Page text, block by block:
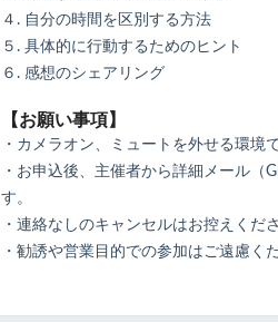
４. 自分の時間を区別する方法
５. 具体的に行動するためのヒント
６. 感想のシェアリング
【お願い事項】
・カメラオン、ミュートを外せる環境
・お申込後、主催者から詳細メール（
す。
・連絡なしのキャンセルはお控えくださ
・勧誘や営業目的での参加はご遠慮く